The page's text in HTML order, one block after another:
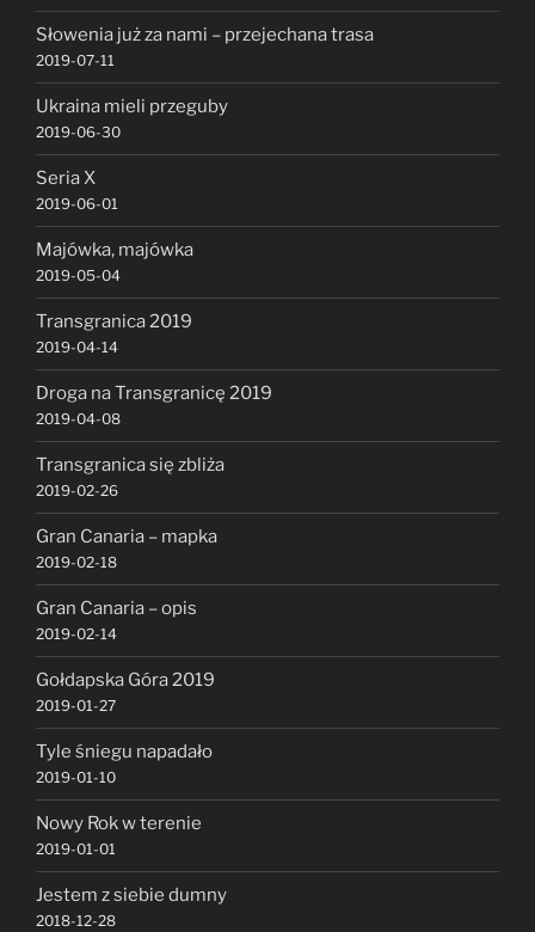
Słowenia już za nami – przejechana trasa
2019-07-11
Ukraina mieli przeguby
2019-06-30
Seria X
2019-06-01
Majówka, majówka
2019-05-04
Transgranica 2019
2019-04-14
Droga na Transgranicę 2019
2019-04-08
Transgranica się zbliża
2019-02-26
Gran Canaria – mapka
2019-02-18
Gran Canaria – opis
2019-02-14
Gołdapska Góra 2019
2019-01-27
Tyle śniegu napadało
2019-01-10
Nowy Rok w terenie
2019-01-01
Jestem z siebie dumny
2018-12-28